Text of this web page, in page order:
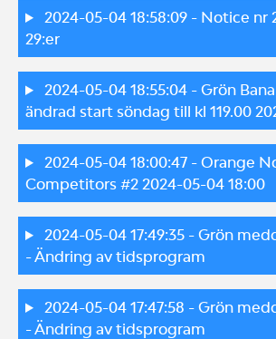
2024-05-04 18:58:09- Notice nr
29:er
2024-05-04 18:55:04- Grön
ändrad start söndag till kl 119.00
2024-05-04 18:00:47- Orange
Competitors #2 2024-05-04 18:00
2024-05-04 17:49:35- Grön
- Ändring av tidsprogram
2024-05-04 17:47:58 - Grön
- Ändring av tidsprogram